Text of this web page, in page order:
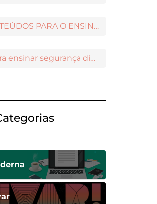
NOVOS CONTEÚDOS PARA O ENSINO MÉDIO DISPONÍVEIS NO MODERNAMIGOS
Dinâmica para ensinar segurança digital nos Anos Iniciais